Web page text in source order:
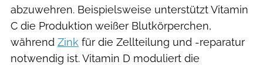
abzuwehren. Beispielsweise unterstützt Vitamin
C die Produktion weißer Blutkörperchen,
während Zink für die Zellteilung und -reparatur
notwendig ist. Vitamin D moduliert die